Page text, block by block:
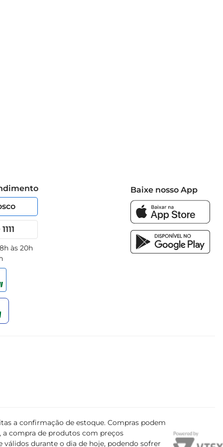
às 20h
Baixe nosso App
a confirmação de estoque. Compras podem
a compra de produtos com preços
durante o dia de hoje, podendo sofrer